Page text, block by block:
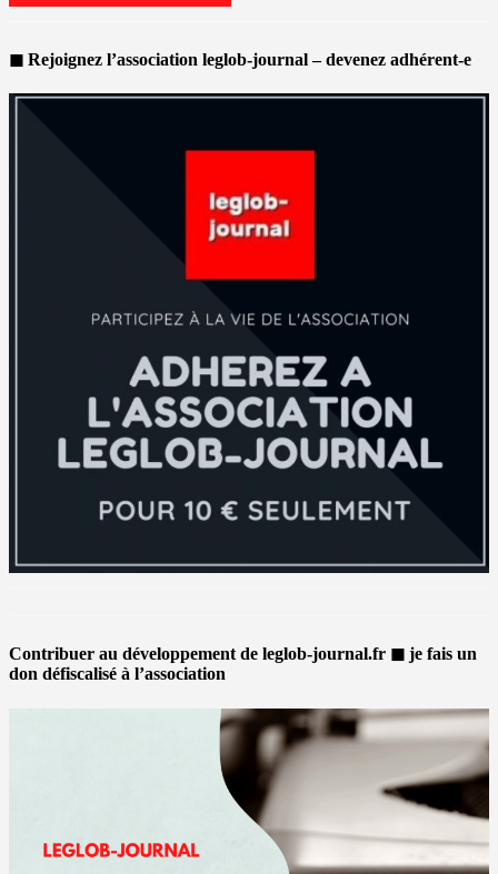
◼ Rejoignez l’association leglob-journal – devenez adhérent-e
Contribuer au développement de leglob-journal.fr ◼ je fais un
don défiscalisé à l’association